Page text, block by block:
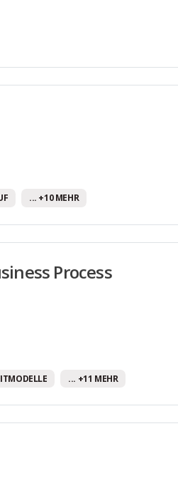
... +10 MEHR
Process
... +11 MEHR